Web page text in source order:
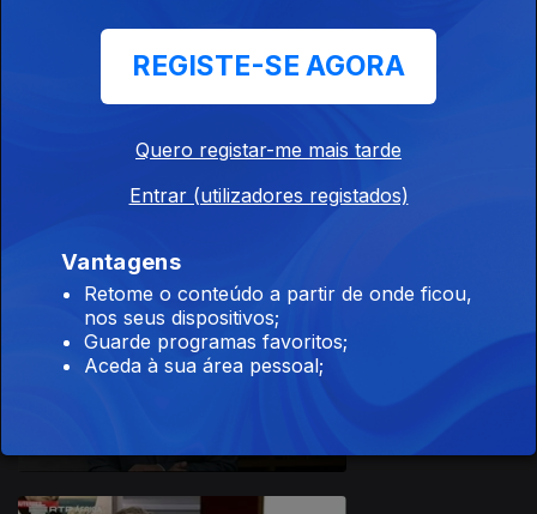
307531
REGISTE-SE AGORA
Quero registar-me mais tarde
Entrar (utilizadores registados)
Vantagens
Retome o conteúdo a partir de onde ficou,
nos seus dispositivos;
Guarde programas favoritos;
Aceda à sua área pessoal;